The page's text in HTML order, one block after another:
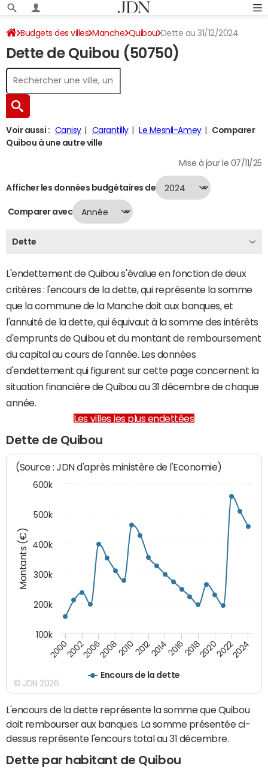
Budgets des villes Manche Quibou Dette au 31/12/2024
Dette de Quibou (50750)
Voir aussi : Canisy Carantilly Le Mesnil-Amey
Comparer
Quibou à une autre ville
Mise à jour le 07/11/25
Afficher les données budgétaires de
Comparer avec
Dette
L'endettement de Quibou s'évalue en fonction de deux
critères : l'encours de la dette, qui représente la somme
que la commune de la Manche doit aux banques, et
l'annuité de la dette, qui équivaut à la somme des intérêts
d'emprunts de Quibou et du montant de remboursement
du capital au cours de l'année. Les données
d'endettement qui figurent sur cette page concernent la
situation financière de Quibou au 31 décembre de chaque
année.
Les villes les plus endettées
Dette de Quibou
Montants (€)
(Source : JDN d'après ministère de l'Economie)
Encours de la dette
200020022006200820102012201420162018202020222024
100k
200k
300k
400k
500k
600k
© JDN 2026
L'encours de la dette représente la somme que Quibou
doit rembourser aux banques. La somme présentée ci-
dessus représente l'encours total au 31 décembre.
Dette par habitant de Quibou